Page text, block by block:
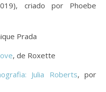
criado por Phoebe
Prada
, de Roxette
Julia Roberts, por